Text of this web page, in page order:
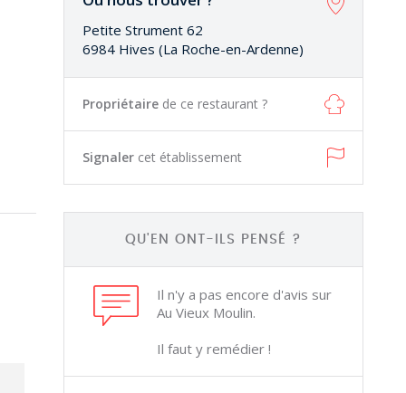
Petite Strument 62
6984 Hives (La Roche-en-Ardenne)
Propriétaire de ce restaurant ?
Signaler cet établissement
QU'EN ONT-ILS PENSÉ ?
Il n'y a pas encore d'avis sur
Au Vieux Moulin.
Il faut y remédier !